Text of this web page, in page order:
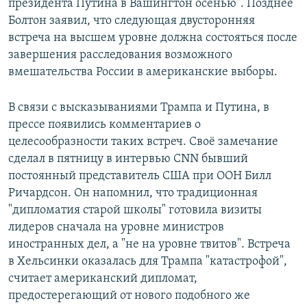
президента Путина в Вашингтон осенью". Позднее
Болтон заявил, что следующая двусторонняя
встреча на высшем уровне должна состояться после
завершения расследования возможного
вмешательства России в американские выборы.
В связи с высказываниями Трампа и Путина, в
прессе появились комментариев о
целесообразности таких встреч. Своё замечание
сделал в пятницу в интервью CNN бывший
постоянный представитель США при ООН Билл
Ричардсон. Он напомнил, что традиционная
"дипломатия старой школы" готовила визиты
лидеров сначала на уровне министров
иностранных дел, а "не на уровне твитов". Встреча
в Хельсинки оказалась для Трампа "катастрофой",
считает американский дипломат,
предостерегающий от нового подобного же